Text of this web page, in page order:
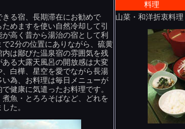
る宿、長期滞在にお勧めで
めますを使い自然冷却して引
高く昔から湯治の宿として利
2分の位置にありながら、硫黄
は鄙びた温泉宿の雰囲気を残
る大露天風呂の開放感は大変
白樺、星空を愛でながら長湯
為、お料理は毎日メニューが
健康に気遣ったお料理です。
魚・とろろそばなど、どれを
た。
料理
山菜・和洋折衷料理